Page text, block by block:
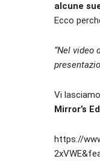
alcune
Ecco
“Nel video
Vi
Mirror’s
https://